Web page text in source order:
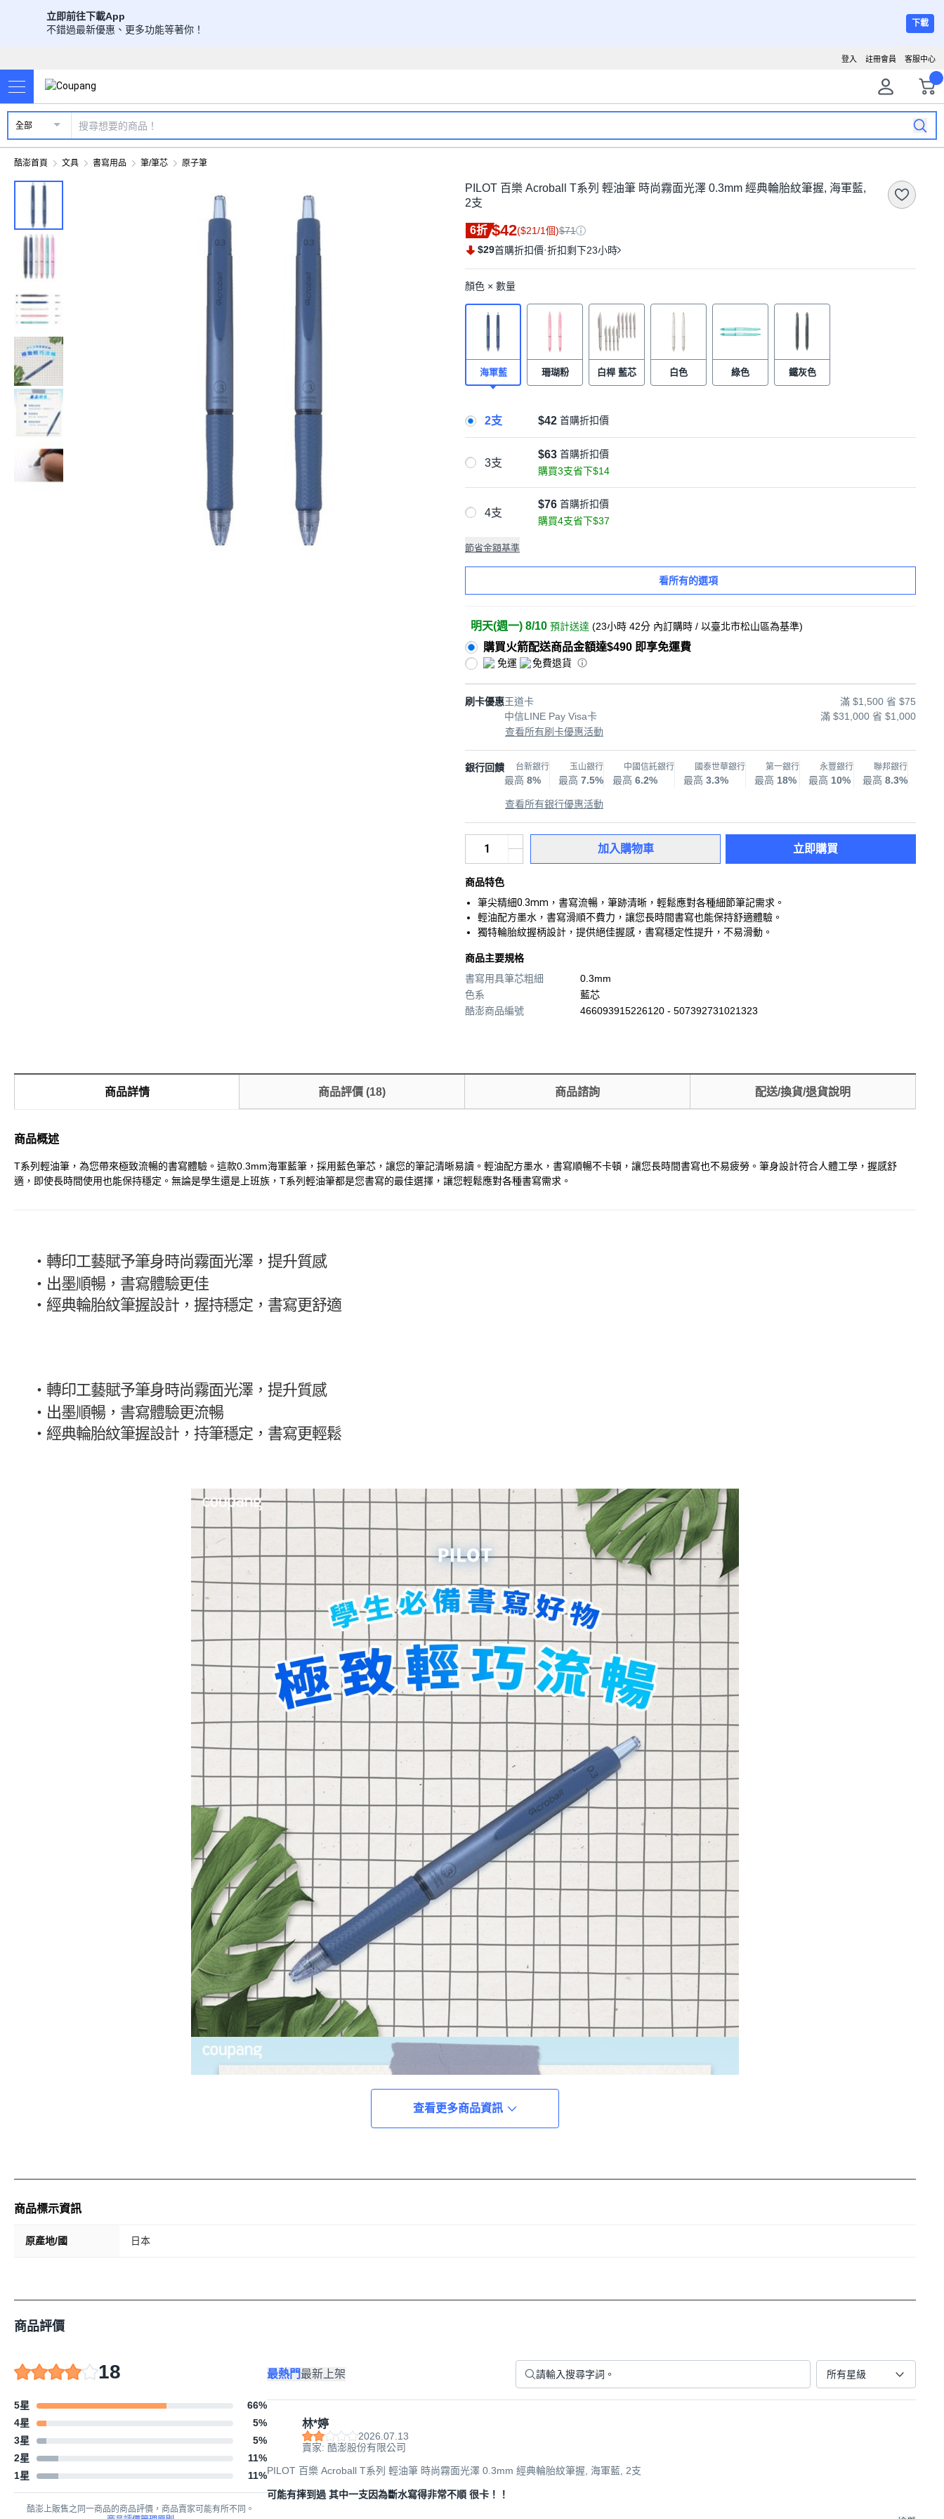
立即前往下載App
不錯過最新優惠、更多功能等著你！
下載
客服中心
註冊會員
登入
全部
酷澎首頁 文具 書寫用品 筆/筆芯 原子筆
PILOT 百樂 Acroball T系列 輕油筆 時尚霧面光澤 0.3mm 經典輪胎紋筆握, 海軍藍,
2支
6折 $42($21/1個)$71
$29首購折扣價·折扣剩下23小時
顏色 × 數量
海軍藍 珊瑚粉 白桿 藍芯 白色 綠色 鐵灰色
2支 $42 首購折扣價
3支
$63 首購折扣價
購買3支省下$14
4支
$76 首購折扣價
購買4支省下$37
節省金額基準
看所有的選項
明天(週一) 8/10 預計送達 (23小時 42分 內訂購時 / 以臺北市松山區為基準)
購買火箭配送商品金額達$490 即享免運費
免運 免費退貨
刷卡優惠王道卡
滿 $1,500 省 $75
中信LINE Pay Visa卡
滿 $31,000 省 $1,000
查看所有刷卡優惠活動
銀行回饋 台新銀行
最高 8%
玉山銀行
最高 7.5%
中國信託銀行
最高 6.2%
國泰世華銀行
最高 3.3%
第一銀行
最高 18%
永豐銀行
最高 10%
聯邦銀行
最高 8.3%
查看所有銀行優惠活動
加入購物車 立即購買
商品特色
筆尖精細0.3mm，書寫流暢，筆跡清晰，輕鬆應對各種細節筆記需求。
輕油配方墨水，書寫滑順不費力，讓您長時間書寫也能保持舒適體驗。
獨特輪胎紋握柄設計，提供絕佳握感，書寫穩定性提升，不易滑動。
商品主要規格
書寫用具筆芯粗細
0.3mm
色系
藍芯
酷澎商品編號
466093915226120 - 507392731021323
商品詳情 商品評價 (18) 商品諮詢 配送/換貨/退貨說明
商品概述
T系列輕油筆，為您帶來極致流暢的書寫體驗。這款0.3mm海軍藍筆，採用藍色筆芯，讓您的筆記清晰易讀。輕油配方墨水，書寫順暢不卡頓，讓您長時間書寫也不易疲勞。筆身設計符合人體工學，握感舒
適，即使長時間使用也能保持穩定。無論是學生還是上班族，T系列輕油筆都是您書寫的最佳選擇，讓您輕鬆應對各種書寫需求。
・轉印工藝賦予筆身時尚霧面光澤，提升質感
・ 出墨順暢，書寫體驗更佳
・ 經典輪胎紋筆握設計，握持穩定，書寫更舒適
・轉印工藝賦予筆身時尚霧面光澤，提升質感
・ 出墨順暢，書寫體驗更流暢
・ 經典輪胎紋筆握設計，持筆穩定，書寫更輕鬆
查看更多商品資訊
商品標示資訊
原產地/國 日本
商品評價
18
5星 66%
4星
5%
3星
5%
2星
11%
1星
11%
酷澎上販售之同一商品的商品評價，商品賣家可能有所不同。
最熱門最新上架 所有星級
林*婷
2026.07.13
賣家: 酷澎股份有限公司
PILOT 百樂 Acroball T系列 輕油筆 時尚霧面光澤 0.3mm 經典輪胎紋筆握, 海軍藍, 2支
可能有摔到過 其中一支因為斷水寫得非常不順 很卡！！